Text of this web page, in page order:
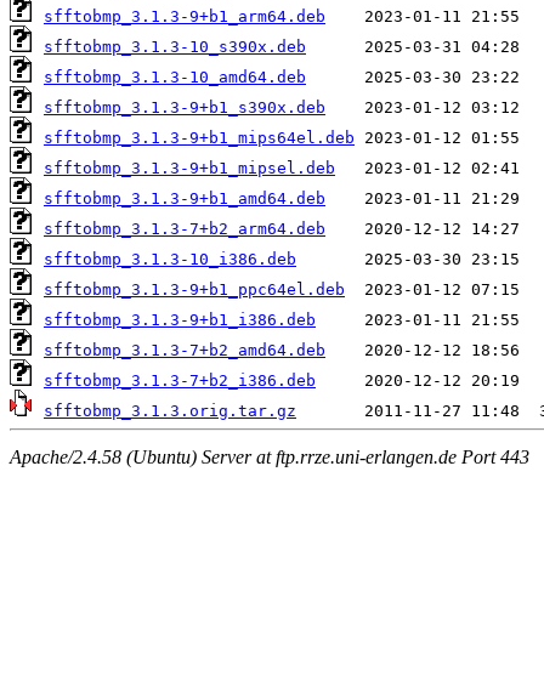
sfftobmp_3.1.3-9+b1_arm64.deb
sfftobmp_3.1.3-10_s390x.deb
sfftobmp_3.1.3-10_amd64.deb
sfftobmp_3.1.3-9+b1_s390x.deb
sfftobmp_3.1.3-9+b1_mips64el.deb
sfftobmp_3.1.3-9+b1_mipsel.deb
sfftobmp_3.1.3-9+b1_amd64.deb
sfftobmp_3.1.3-7+b2_arm64.deb
sfftobmp_3.1.3-10_i386.deb
sfftobmp_3.1.3-9+b1_ppc64el.deb
sfftobmp_3.1.3-9+b1_i386.deb
sfftobmp_3.1.3-7+b2_amd64.deb
sfftobmp_3.1.3-7+b2_i386.deb
sfftobmp_3.1.3.orig.tar.gz
Apache/2.4.58 (Ubuntu) Server at ftp.rrze.uni-erlangen.de Port 443